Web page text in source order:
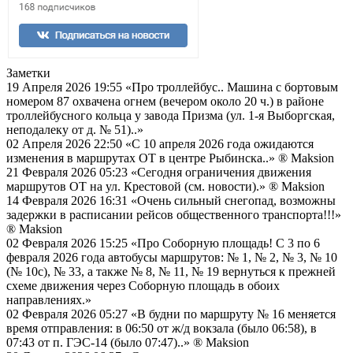
Заметки
19 Апреля 2026 19:55 «Про троллейбус.. Машина с бортовым
номером 87 охвачена огнем (вечером около 20 ч.) в районе
троллейбусного кольца у завода Призма (ул. 1-я Выборгская,
неподалеку от д. № 51)..»
02 Апреля 2026 22:50 «С 10 апреля 2026 года ожидаются
изменения в маршрутах ОТ в центре Рыбинска..» ® Maksion
21 Февраля 2026 05:23 «Сегодня ограничения движения
маршрутов ОТ на ул. Крестовой (см. новости).» ® Maksion
14 Февраля 2026 16:31 «Очень сильный снегопад, возможны
задержки в расписании рейсов общественного транспорта!!!»
® Maksion
02 Февраля 2026 15:25 «Про Соборную площадь! С 3 по 6
февраля 2026 года автобусы маршрутов: № 1, № 2, № 3, № 10
(№ 10с), № 33, а также № 8, № 11, № 19 вернуться к прежней
схеме движения через Соборную площадь в обоих
направлениях.»
02 Февраля 2026 05:27 «В будни по маршруту № 16 меняется
время отправления: в 06:50 от ж/д вокзала (было 06:58), в
07:43 от п. ГЭС-14 (было 07:47)..» ® Maksion